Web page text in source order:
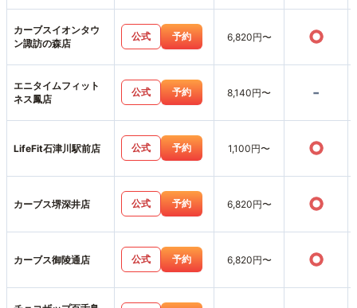
カーブスイオンタウ
ン諏訪の森店
公式 予約 6,820円〜 ○
エニタイムフィット
ネス鳳店
公式 予約 8,140円〜 -
LifeFit石津川駅前店 公式 予約 1,100円〜 ○
カーブス堺深井店 公式 予約 6,820円〜 ○
カーブス御陵通店 公式 予約 6,820円〜 ○